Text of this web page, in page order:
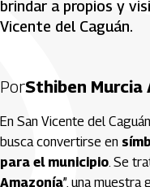
brindar a propios y
Vicente del Caguán.
PorSthiben Murcia
En San Vicente del
busca convertirse en
para el municipio. Se
Amazonía”, una muestra